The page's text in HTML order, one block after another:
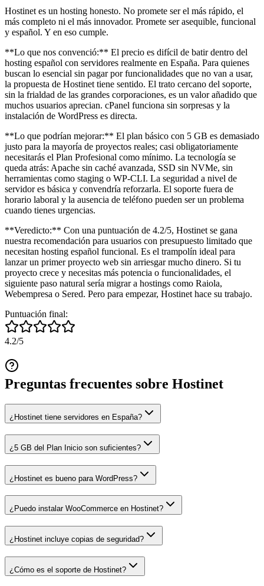
Hostinet es un hosting honesto. No promete ser el más rápido, el
más completo ni el más innovador. Promete ser asequible, funcional
y español. Y en eso cumple.
**Lo que nos convenció:** El precio es difícil de batir dentro del
hosting español con servidores realmente en España. Para quienes
buscan lo esencial sin pagar por funcionalidades que no van a usar,
la propuesta de Hostinet tiene sentido. El trato cercano del soporte,
sin la frialdad de las grandes corporaciones, es un valor añadido que
muchos usuarios aprecian. cPanel funciona sin sorpresas y la
instalación de WordPress es directa.
**Lo que podrían mejorar:** El plan básico con 5 GB es demasiado
justo para la mayoría de proyectos reales; casi obligatoriamente
necesitarás el Plan Profesional como mínimo. La tecnología se
queda atrás: Apache sin caché avanzada, SSD sin NVMe, sin
herramientas como staging o WP-CLI. La seguridad a nivel de
servidor es básica y convendría reforzarla. El soporte fuera de
horario laboral y la ausencia de teléfono pueden ser un problema
cuando tienes urgencias.
**Veredicto:** Con una puntuación de 4.2/5, Hostinet se gana
nuestra recomendación para usuarios con presupuesto limitado que
necesitan hosting español funcional. Es el trampolín ideal para
lanzar un primer proyecto web sin arriesgar mucho dinero. Si tu
proyecto crece y necesitas más potencia o funcionalidades, el
siguiente paso natural sería migrar a hostings como Raiola,
Webempresa o Sered. Pero para empezar, Hostinet hace su trabajo.
Puntuación final:
4.2/5
Preguntas frecuentes sobre Hostinet
¿Hostinet tiene servidores en España?
¿5 GB del Plan Inicio son suficientes?
¿Hostinet es bueno para WordPress?
¿Puedo instalar WooCommerce en Hostinet?
¿Hostinet incluye copias de seguridad?
¿Cómo es el soporte de Hostinet?